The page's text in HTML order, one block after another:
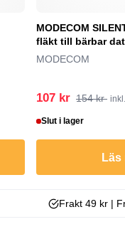
MODECOM
fläkt till bärbar
MODECOM
107 kr 154 kr
Slut i lager
Läs
Frakt 49 kr |